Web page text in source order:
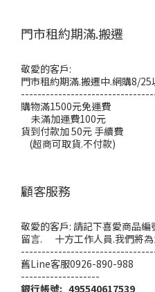
門市租約期滿.搬遷
敬愛的客戶:
門市租約期滿.搬遷中.網購8/
購物滿1500元免運費
未滿加運費100元
貨到付款加 50元 手續費
(超商可取貨.不付款)
顧客服務
敬愛的客戶: 請記下喜愛商品
留言. 十方工作人員.我們將為
舊Line客服
-------------------
銀行帳號: